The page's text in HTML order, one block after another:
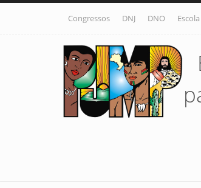
Pular para o conteúdo principal
Congressos DNJ DNO